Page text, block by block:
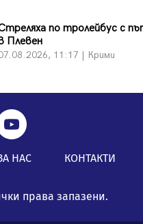
по тролейбус с
Плевен
11:17 | Крими
НАС КОНТАКТИ
права запазени.